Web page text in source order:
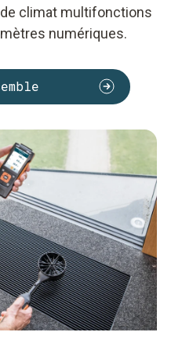
climat multifonctions
numériques.